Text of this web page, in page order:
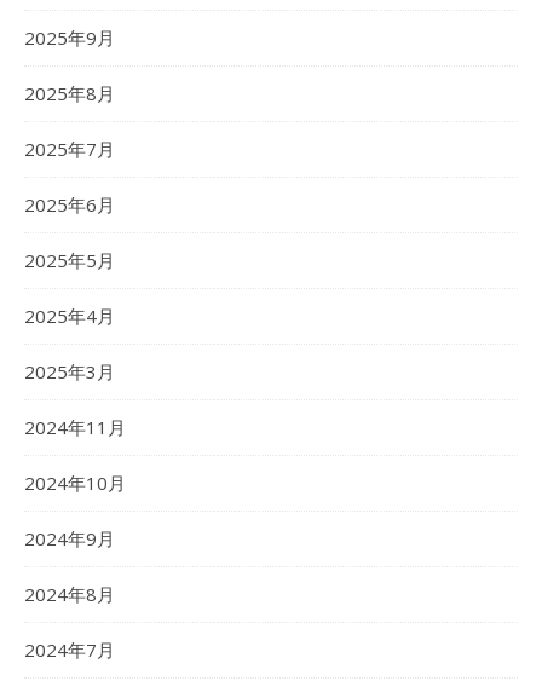
2025年9月
2025年8月
2025年7月
2025年6月
2025年5月
2025年4月
2025年3月
2024年11月
2024年10月
2024年9月
2024年8月
2024年7月